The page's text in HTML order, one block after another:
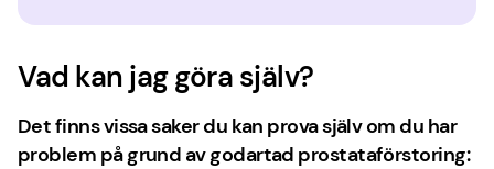
Vad kan jag göra själv?
Det finns vissa saker du kan prova själv om du har
problem på grund av godartad prostataförstoring: